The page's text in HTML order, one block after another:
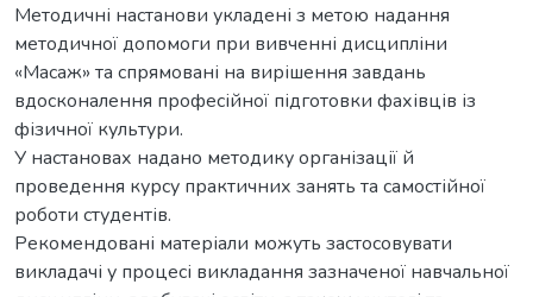
Методичні настанови укладені з метою надання
методичної допомоги при вивченні дисципліни
«Масаж» та спрямовані на вирішення завдань
вдосконалення професійної підготовки фахівців із
фізичної культури.
У настановах надано методику організації й
проведення курсу практичних занять та самостійної
роботи студентів.
Рекомендовані матеріали можуть застосовувати
викладачі у процесі викладання зазначеної навчальної